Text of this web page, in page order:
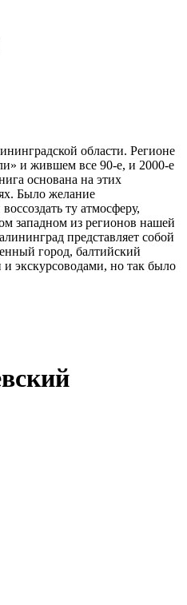
области. Регионе
и жившем все 90-е, и 2000-е
основана на этих
Было желание
ту атмосферу,
западном из регионов нашей
представляет собой
город, балтийский
экскурсоводами, но так было